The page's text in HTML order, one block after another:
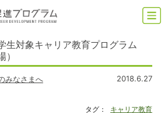
生対象キャリア教育プログラム
2018.6.27
みなさまへ
タグ： キャリア教育